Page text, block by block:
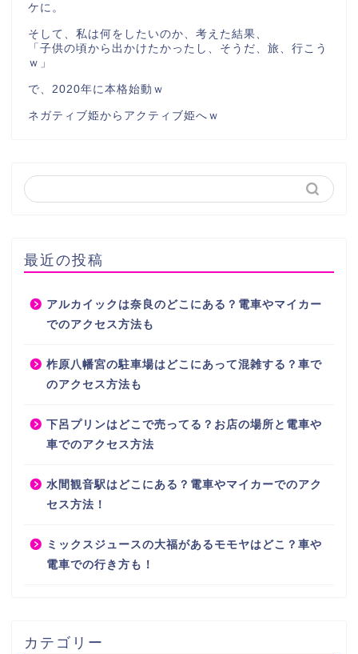
ケに。
そして、私は何をしたいのか、考えた結果、
「子供の頃から出かけたかったし、そうだ、旅、行こう
ｗ」
で、2020年に本格始動ｗ
ネガティブ姫からアクティブ姫へｗ
最近の投稿
アルカイックは奈良のどこにある？電車やマイカー
でのアクセス方法も
柞原八幡宮の駐車場はどこにあって混雑する？車で
のアクセス方法も
下呂プリンはどこで売ってる？お店の場所と電車や
車でのアクセス方法
水間観音駅はどこにある？電車やマイカーでのアク
セス方法！
ミックスジュースの大福があるモモヤはどこ？車や
電車での行き方も！
カテゴリー